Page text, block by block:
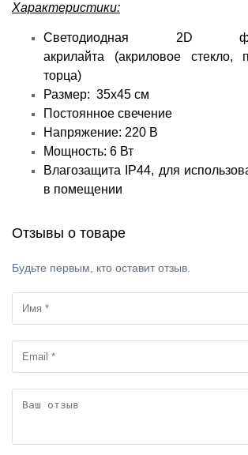
Характеристики:
Светодиодная 2D
акрилайта (акриловое стекло,
торца)
Размер: 35х45 см
Постоянное свечение
Напряжение: 220 В
Мощность: 6 Вт
Влагозащита IP44, для
в помещении
Отзывы о товаре
Будьте первым, кто оставит отзыв.